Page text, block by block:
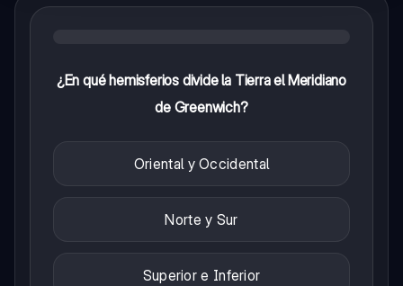
¿En qué hemisferios divide la Tierra el Meridiano
de Greenwich?
Oriental y Occidental
Norte y Sur
Superior e Inferior